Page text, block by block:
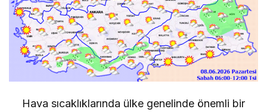
Hava sıcaklıklarında ülke genelinde önemli bir